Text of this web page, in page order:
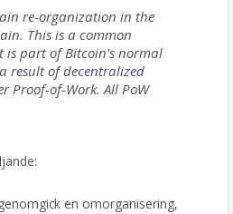
(@aantonop)
re-organization in the
This is a common
is part of Bitcoin's normal
result of decentralized
Proof-of-Work. All PoW
genomgick en omorganisering,